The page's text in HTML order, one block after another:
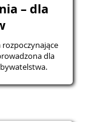
– dla
dla